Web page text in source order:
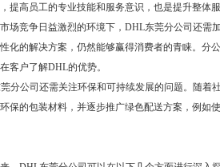
提高员工的专业技能和服务意识，也是提升整体
场竞争日益激烈的环境下，DHL东莞分公司还需
化的解决方案，仍然能够赢得消费者的青睐。分
客户了解DHL的优势。
分公司还需关注环保和可持续发展的问题。随着
保的包装材料，并逐步推广绿色配送方案，例如